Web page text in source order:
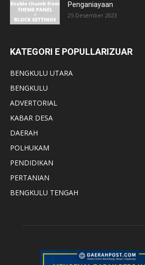
Penganiayaan
25 Desember 2023
KATEGORI E POPULLARIZUAR
BENGKULU UTARA
BENGKULU
ADVERTORIAL
KABAR DESA
DAERAH
POLHUKAM
PENDIDIKAN
PERTANIAN
BENGKULU TENGAH